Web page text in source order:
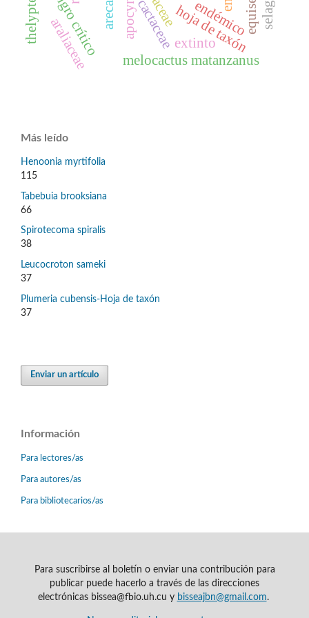
endémico
cactaceaehoja de taxón
melocactus matanzanus
araliaceae extinto
Más leído
Henoonia myrtifolia
115
Tabebuia brooksiana
66
Spirotecoma spiralis
38
Leucocroton sameki
37
Plumeria cubensis-Hoja de taxón
37
Enviar un artículo
Información
Para lectores/as
Para autores/as
Para bibliotecarios/as
Para suscribirse al boletín o enviar una contribución para
publicar puede hacerlo a través de las direcciones
electrónicas bissea@fbio.uh.cu y bisseajbn@gmail.com.